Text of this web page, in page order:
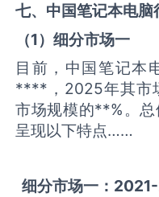
七、中国笔记本电脑
（1）细分市场一
目前，中国笔记本
****，2025年其市
市场规模的**%。
呈现以下特点……
细分市场一：